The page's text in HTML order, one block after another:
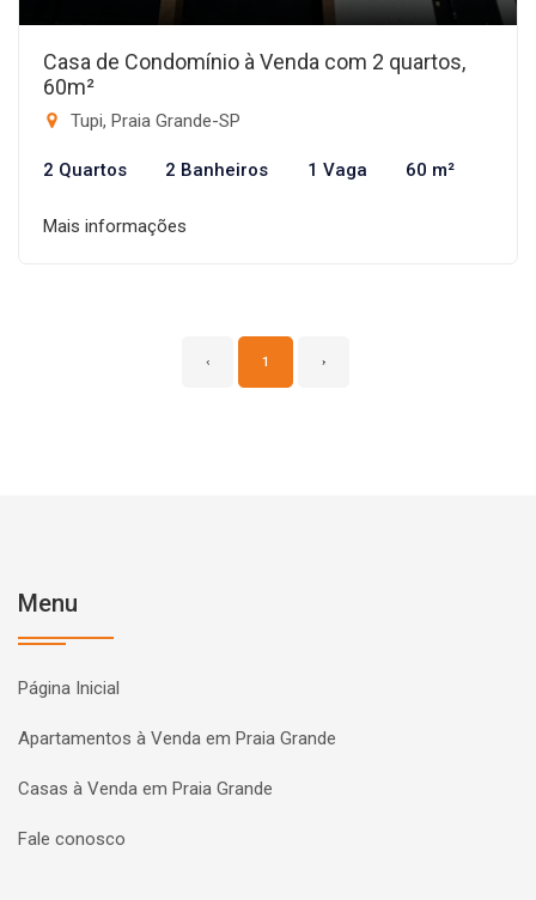
Casa de Condomínio à Venda com 2 quartos,
60m²
Tupi, Praia Grande-SP
2 Quartos 2 Banheiros 1 Vaga 60 m²
Mais informações
‹ 1 ›
Menu
Página Inicial
Apartamentos à Venda em Praia Grande
Casas à Venda em Praia Grande
Fale conosco